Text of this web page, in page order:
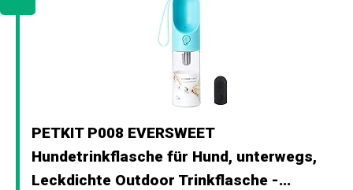
PETKIT P008 EVERSWEET
Hundetrinkflasche für Hund, unterwegs,
Leckdichte Outdoor Trinkflasche -...